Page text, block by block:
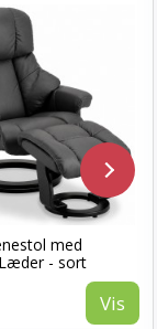
med
- sort
Vis